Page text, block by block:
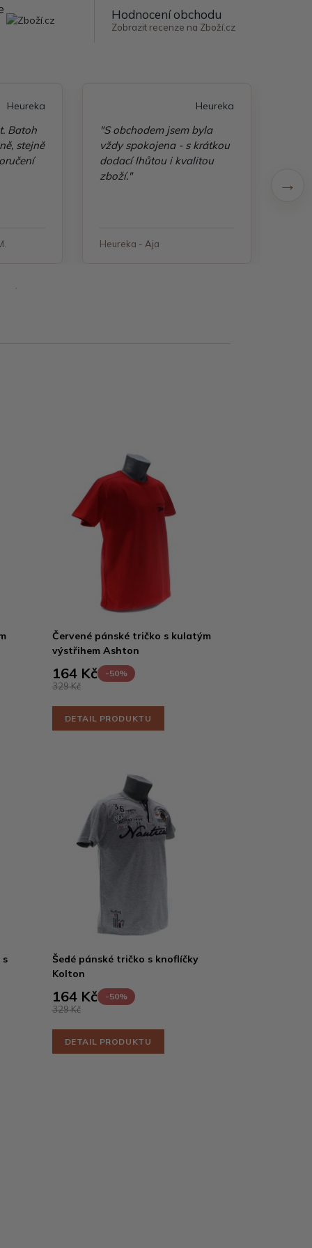
Hodnocení obchodu
Zobrazit recenze na Zboží.cz
Heureka
Batoh
stejně
Heureka
"S obchodem jsem byla
vždy spokojena - s krátkou
dodací lhůtou i kvalitou
zboží."
Heureka - Aja
Červené pánské tričko s kulatým
výstřihem Ashton
164 Kč -50%
329 Kč
DETAIL PRODUKTU
s
Šedé pánské tričko s knoflíčky
Kolton
164 Kč -50%
329 Kč
DETAIL PRODUKTU